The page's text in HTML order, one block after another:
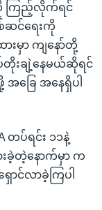
ကြည့်လိုက်ရင်
ဆင်ရေးကို
မှာ ကျနော်တို့
တိုးချဲ့နေမယ်ဆိုရင်
ခြေ အနေရှိပါ
တပ်ရင်း ၁၁နဲ့
းခဲ့တဲ့နောက်မှာ က
ာင်လာခဲ့ကြပါ